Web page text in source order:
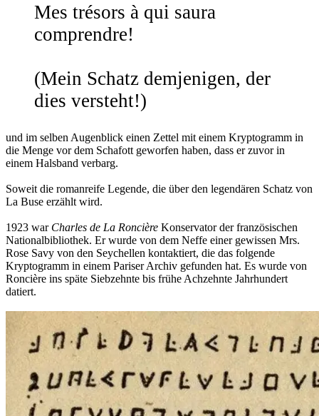
Mes trésors à qui saura
comprendre!
(Mein Schatz demjenigen, der
dies versteht!)
und im selben Augenblick einen Zettel mit einem Kryptogramm in
die Menge vor dem Schafott geworfen haben, dass er zuvor in
einem Halsband verbarg.
Soweit die romanreife Legende, die über den legendären Schatz von
La Buse erzählt wird.
1923 war Charles de La Roncière Konservator der französischen
Nationalbibliothek. Er wurde von dem Neffe einer gewissen Mrs.
Rose Savy von den Seychellen kontaktiert, die das folgende
Kryptogramm in einem Pariser Archiv gefunden hat. Es wurde von
Roncière ins späte Siebzehnte bis frühe Achzehnte Jahrhundert
datiert.